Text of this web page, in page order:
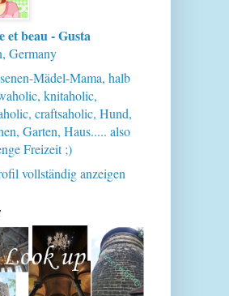
et beau - Gusta
Germany
Mädel-Mama, halb
knitaholic,
craftsaholic, Hund,
Garten, Haus..... also
Freizeit ;)
vollständig anzeigen